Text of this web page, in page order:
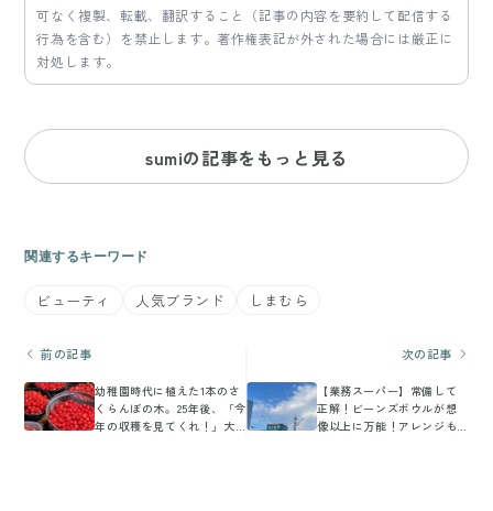
可なく複製、転載、翻訳すること（記事の内容を要約して配信する
行為を含む）を禁止します。著作権表記が外された場合には厳正に
対処します。
sumiの記事をもっと見る
関連するキーワード
ビューティ 人気ブランド しまむら
前の記事
幼稚園時代に植えた1本のさ
くらんぼの木。25年後、「今
年の収穫を見てくれ！」大
次の記事
【業務スーパー】常備して
正解！ビーンズボウルが想
像以上に万能！アレンジも